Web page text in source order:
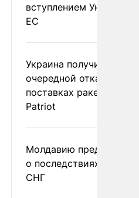
вступлением Украины в
ЕС
Украина получила
очередной отказ в
поставках ракет для
Patriot
Молдавию
о последствиях выхода
СНГ